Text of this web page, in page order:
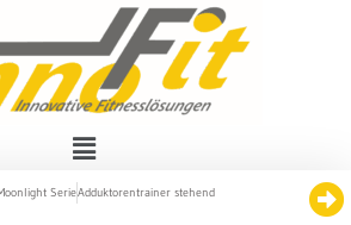
SerieAdduktorentrainer stehend